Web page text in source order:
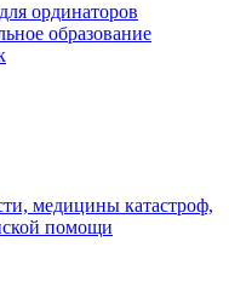
ординаторов
образование
медицины катастроф,
помощи